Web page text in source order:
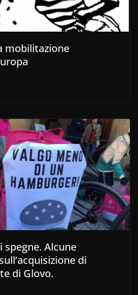
mobilitazione
spegne. Alcune
di
di Glovo.